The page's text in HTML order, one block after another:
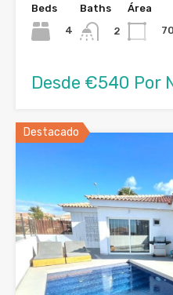
Beds
4
Baths
2
Área
Desde €540 Por
Destacado